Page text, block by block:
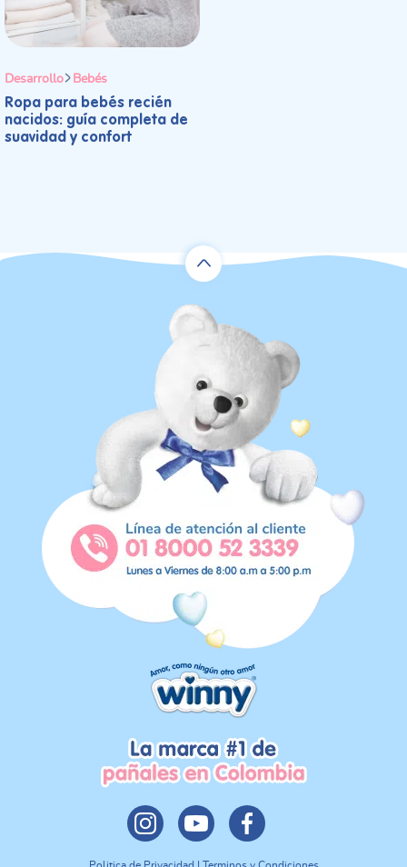
Desarrollo Bebés
Ropa para bebés recién
nacidos: guía completa de
suavidad y confort